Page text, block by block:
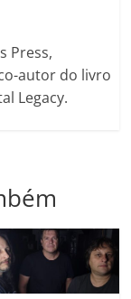
Press,
autor do livro
Legacy.